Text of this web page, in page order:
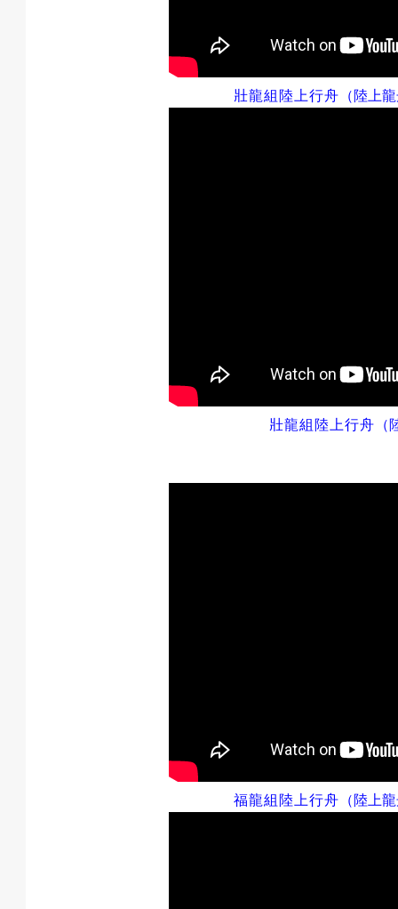
壯龍組 陸上行舟 （陸上
壯龍組 陸上行舟 （
福龍組 陸上行舟 （陸上